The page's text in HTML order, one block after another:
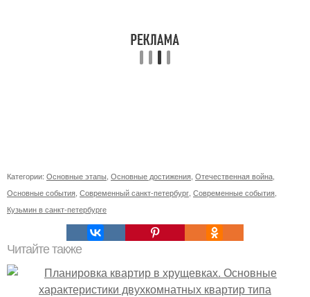
Категории: Основные этапы Основные достижения Отечественная война
Основные события Современный санкт-петербург Современные события
Кузьмин в санкт-петербурге
Читайте также